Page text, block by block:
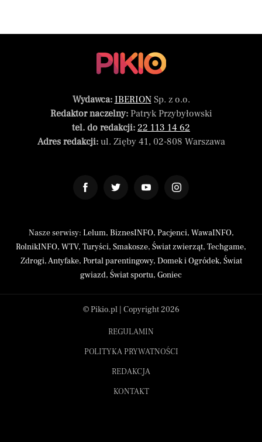
Wydawca: IBERIONSp. z o.o.
Redaktor naczelny:Patryk Przybyłowski
tel. do redakcji: 22 113 14 62
Adres redakcji:ul. Zięby 41, 02-808 Warszawa
Nasze serwisy: Lelum, BiznesINFO, Pacjenci, WawaINFO,
RolnikINFO, WTV, Turyści, Smakosze, Świat zwierząt, Techgame,
Zdrogi,Antyfake, Portal parentingowy, Domek i Ogródek, Świat
gwiazd, Świat sportu, Goniec
© Pikio.pl | Copyright 2026
REGULAMIN
POLITYKA PRYWATNOŚCI
REDAKCJA
KONTAKT